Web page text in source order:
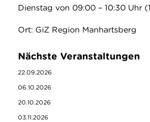
Dienstag von 09:00 – 10:30 Uhr
Ort: GiZ Region Manhartsberg
Nächste Veranstaltungen
22.09.2026
06.10.2026
20.10.2026
03.11.2026